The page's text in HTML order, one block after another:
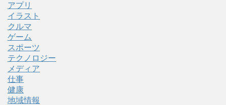
アプリ
イラスト
クルマ
ゲーム
スポーツ
テクノロジー
メディア
仕事
健康
地域情報